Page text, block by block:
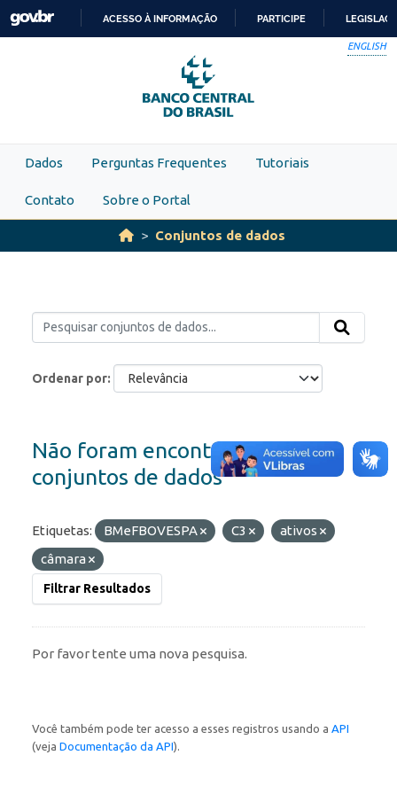
Skip to main content
PARA
O
CONTEÚDO
ACESSO À INFORMAÇÃO PARTICIPE
ENGLISH
Dados Perguntas Frequentes Tutoriais
Contato Sobre o Portal
Conjuntos de dados
Ordenar por
Não foram encontrados
conjuntos de dados
Etiquetas: BMeFBOVESPA C3
ativos
câmara
Filtrar Resultados
Por favor tente uma nova pesquisa.
Você também pode ter acesso a esses registros usando a API
(veja Documentação da API).